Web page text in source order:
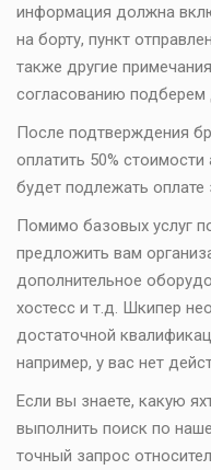
информация должна
на борту, пункт
также другие
согласованию
После подтверждения
оплатить 50%
будет подлежать оплате
Помимо базовых услуг
предложить вам
дополнительное
хостесс и т.д. Шкипер
достаточной
например, у вас нет
Если вы знаете, какую
выполнить поиск по
точный запрос